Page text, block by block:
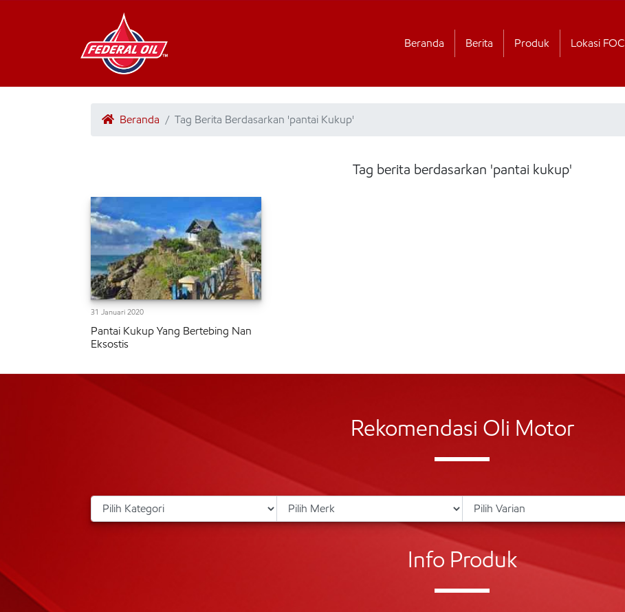
Beranda Berita Produk Lokasi FOC
Beranda Tag Berita Berdasarkan 'pantai Kukup'
Tag berita berdasarkan 'pantai kukup'
31 Januari 2020
Pantai Kukup Yang Bertebing Nan
Eksostis
Rekomendasi Oli Motor
Info Produk